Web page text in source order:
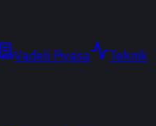
Vadeli Piyasa
Teknik